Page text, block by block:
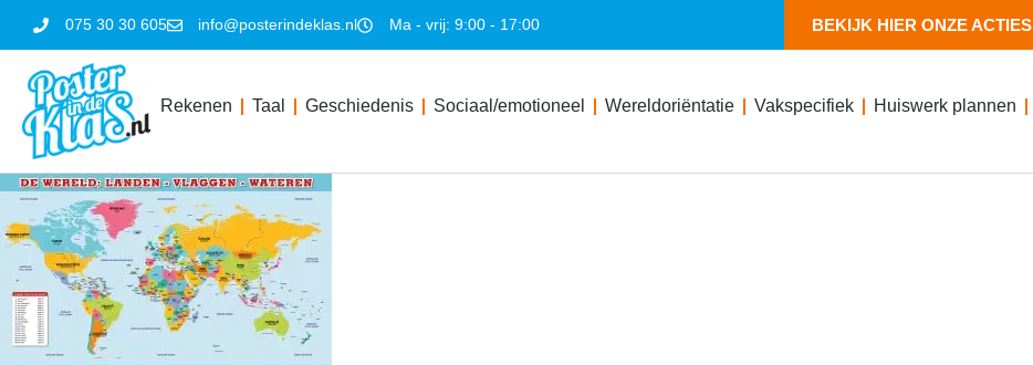
075 30 30 605 info@posterindeklas.nl Ma - vrij: 9:00 - 17:00 BEKIJK HIER ONZE ACTIES
Rekenen Taal Geschiedenis Sociaal/emotioneel Wereldoriëntatie Vakspecifiek Huiswerk plannen